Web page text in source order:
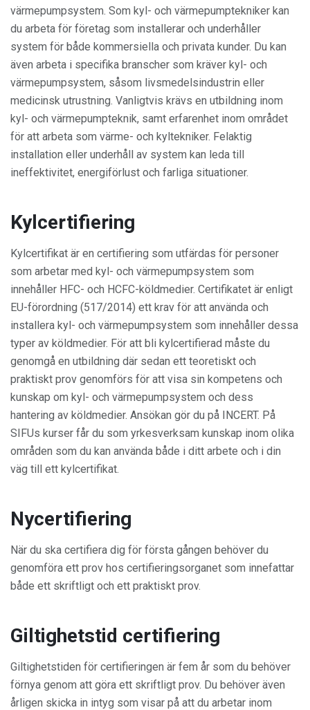
värmepumpsystem. Som kyl- och värmepumptekniker kan
du arbeta för företag som installerar och underhåller
system för både kommersiella och privata kunder. Du kan
även arbeta i specifika branscher som kräver kyl- och
värmepumpsystem, såsom livsmedelsindustrin eller
medicinsk utrustning. Vanligtvis krävs en utbildning inom
kyl- och värmepumpteknik, samt erfarenhet inom området
för att arbeta som värme- och kyltekniker. Felaktig
installation eller underhåll av system kan leda till
ineffektivitet, energiförlust och farliga situationer.
Kylcertifiering
Kylcertifikat är en certifiering som utfärdas för personer
som arbetar med kyl- och värmepumpsystem som
innehåller HFC- och HCFC-köldmedier. Certifikatet är enligt
EU-förordning (517/2014) ett krav för att använda och
installera kyl- och värmepumpsystem som innehåller dessa
typer av köldmedier. För att bli kylcertifierad måste du
genomgå en utbildning där sedan ett teoretiskt och
praktiskt prov genomförs för att visa sin kompetens och
kunskap om kyl- och värmepumpsystem och dess
hantering av köldmedier. Ansökan gör du på INCERT. På
SIFUs kurser får du som yrkesverksam kunskap inom olika
områden som du kan använda både i ditt arbete och i din
väg till ett kylcertifikat.
Nycertifiering
När du ska certifiera dig för första gången behöver du
genomföra ett prov hos certifieringsorganet som innefattar
både ett skriftligt och ett praktiskt prov.
Giltighetstid certifiering
Giltighetstiden för certifieringen är fem år som du behöver
förnya genom att göra ett skriftligt prov. Du behöver även
årligen skicka in intyg som visar på att du arbetar inom